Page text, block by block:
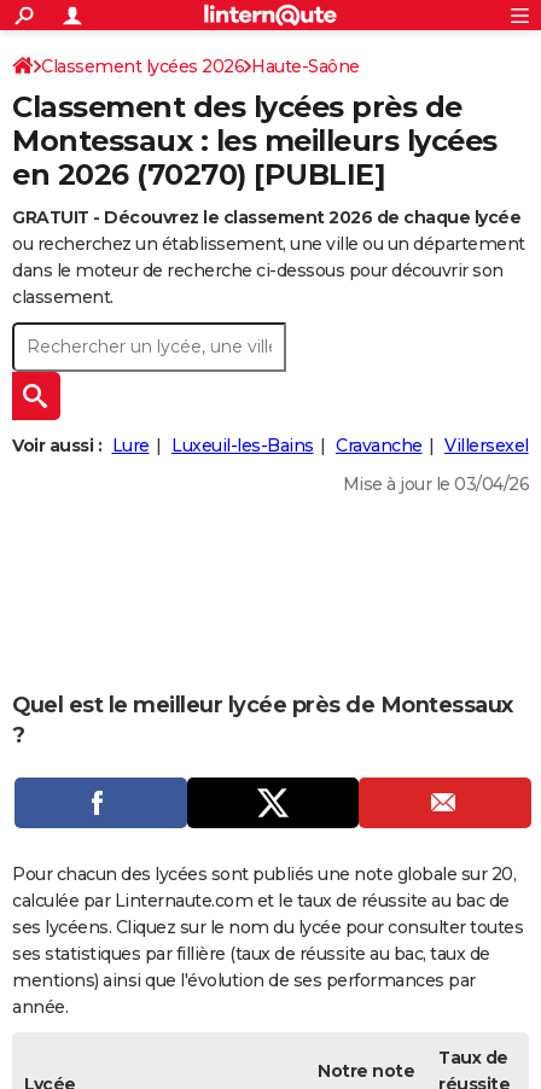
ACTUALITÉS
Politique
Société
Faits Divers
Education
Monde
Villes
+
SPORT
Coupe du monde 2026
Football
Tennis
Cyclisme
Rugby
Forum
Programme TV
TNT
Streaming
Cinéma
Sorties cinéma
Musique
+
FINANCE
Retraite
Impôts
Epargne
Immobilier
Risques naturels par ville
Banque
Assurance
Crédit
AUTO
Essais
Réserver un essai
Citadines
Berlines
SUV
Forum auto
+
HIGH-TECH
BRICOLAGE
Forum
Aménagement intérieur
Extérieur
Cuisine
Salle de bains
Jardinage
Rangement
+WEEK-END
Guides de France
Escapades
Patrimoine
Expositions
Musées
Week-end nature
+
LIFESTYLE
CARTE DE VOEUX
Dictionnaire
Biographies
Expressions
Proverbes
PROGRAMME TV
COPAINS D'AVANT
S'inscrire
Se connecter
Lycées
Collèges
Primaires
Universités
Entreprises
Service militaire
Avis de recherche
AVIS DE DÉCÈS
FORUM
Bricolage
Lifestyle
Culture
Sport
Auto
Television
Voyage
Cinema
S'inscrire
Connexion
Classement lycées 2026 Haute-Saône
Classement des lycées près de
Montessaux : les meilleurs lycées
en 2026 (70270) [PUBLIE]
GRATUIT - Découvrez le classement 2026 de chaque lycée
ou recherchez un établissement, une ville ou un département
dans le moteur de recherche ci-dessous pour découvrir son
classement.
Voir aussi : Lure Luxeuil-les-Bains Cravanche
Villersexel
Mise à jour le 03/04/26
Quel est le meilleur lycée près de Montessaux
?
Pour chacun des lycées sont publiés une note globale sur 20,
calculée par Linternaute.com et le taux de réussite au bac de
ses lycéens. Cliquez sur le nom du lycée pour consulter toutes
ses statistiques par fillière (taux de réussite au bac, taux de
mentions) ainsi que l'évolution de ses performances par
année.
Lycée
Notre note
Taux de
réussite